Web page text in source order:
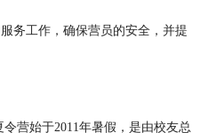
务工作，确保营员的安全，并提
营始于2011年暑假，是由校友总